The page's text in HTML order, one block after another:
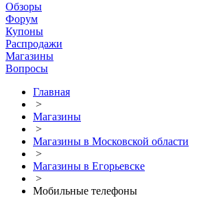
Обзоры
Форум
Купоны
Распродажи
Магазины
Вопросы
Главная
>
Магазины
>
Магазины в Московской области
>
Магазины в Егорьевске
>
Мобильные телефоны